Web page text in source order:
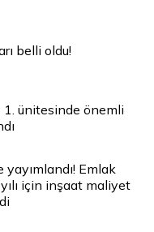
belli oldu!
ünitesinde önemli
Emlak
için inşaat maliyet